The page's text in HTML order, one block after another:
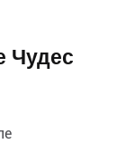
Чудес